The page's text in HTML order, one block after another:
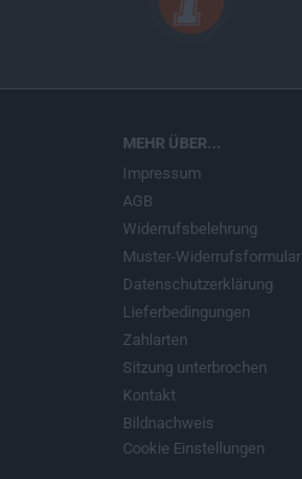
MEHR ÜBER...
Impressum
AGB
Widerrufsbelehrung
Muster-Widerrufsformular
Datenschutzerklärung
Lieferbedingungen
Zahlarten
Sitzung unterbrochen
Kontakt
Bildnachweis
Cookie Einstellungen